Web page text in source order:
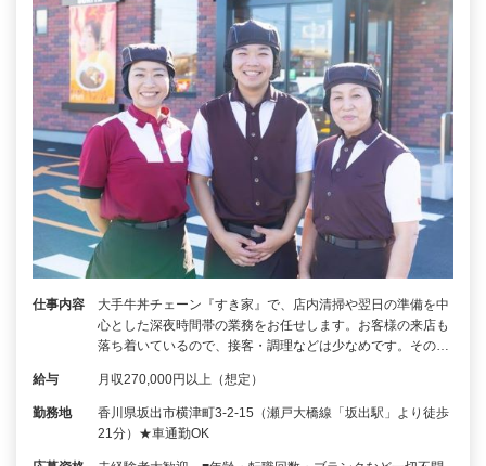
仕事内容
大手牛丼チェーン『すき家』で、店内清掃や翌日の準備を中
心とした深夜時間帯の業務をお任せします。お客様の来店も
落ち着いているので、接客・調理などは少なめです。その…
給与 月収270,000円以上（想定）
勤務地
香川県坂出市横津町3-2-15（瀬戸大橋線「坂出駅」より徒歩
21分）★車通勤OK